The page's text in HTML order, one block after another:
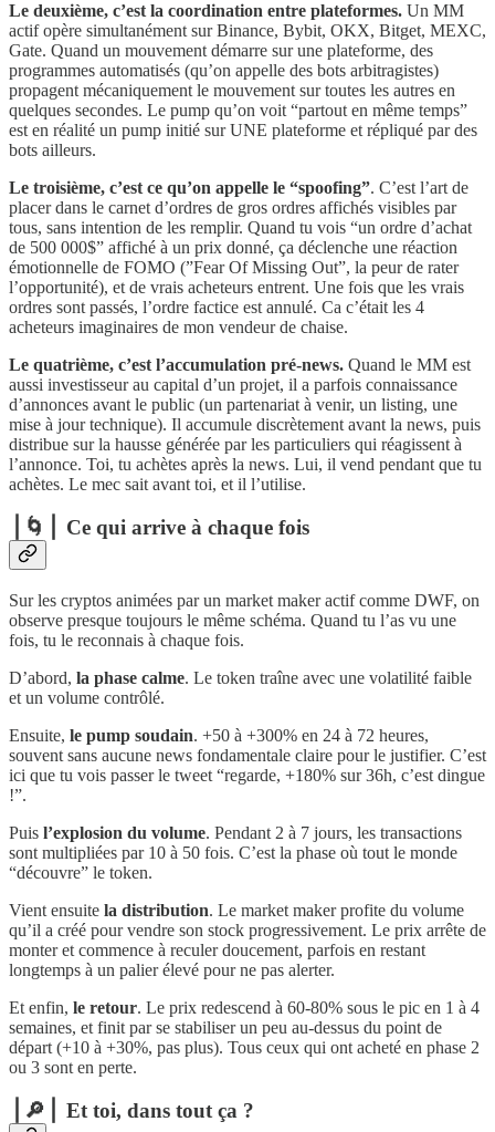
Le deuxième, c’est la coordination entre plateformes. Un MM
actif opère simultanément sur Binance, Bybit, OKX, Bitget, MEXC,
Gate. Quand un mouvement démarre sur une plateforme, des
programmes automatisés (qu’on appelle des bots arbitragistes)
propagent mécaniquement le mouvement sur toutes les autres en
quelques secondes. Le pump qu’on voit “partout en même temps”
est en réalité un pump initié sur UNE plateforme et répliqué par des
bots ailleurs.
Le troisième, c’est ce qu’on appelle le “spoofing”. C’est l’art de
placer dans le carnet d’ordres de gros ordres affichés visibles par
tous, sans intention de les remplir. Quand tu vois “un ordre d’achat
de 500 000$” affiché à un prix donné, ça déclenche une réaction
émotionnelle de FOMO (”Fear Of Missing Out”, la peur de rater
l’opportunité), et de vrais acheteurs entrent. Une fois que les vrais
ordres sont passés, l’ordre factice est annulé. Ca c’était les 4
acheteurs imaginaires de mon vendeur de chaise.
Le quatrième, c’est l’accumulation pré-news. Quand le MM est
aussi investisseur au capital d’un projet, il a parfois connaissance
d’annonces avant le public (un partenariat à venir, un listing, une
mise à jour technique). Il accumule discrètement avant la news, puis
distribue sur la hausse générée par les particuliers qui réagissent à
l’annonce. Toi, tu achètes après la news. Lui, il vend pendant que tu
achètes. Le mec sait avant toi, et il l’utilise.
⎪🌀⎪ Ce qui arrive à chaque fois
Sur les cryptos animées par un market maker actif comme DWF, on
observe presque toujours le même schéma. Quand tu l’as vu une
fois, tu le reconnais à chaque fois.
D’abord, la phase calme. Le token traîne avec une volatilité faible
et un volume contrôlé.
Ensuite, le pump soudain. +50 à +300% en 24 à 72 heures,
souvent sans aucune news fondamentale claire pour le justifier. C’est
ici que tu vois passer le tweet “regarde, +180% sur 36h, c’est dingue
!”.
Puis l’explosion du volume. Pendant 2 à 7 jours, les transactions
sont multipliées par 10 à 50 fois. C’est la phase où tout le monde
“découvre” le token.
Vient ensuite la distribution. Le market maker profite du volume
qu’il a créé pour vendre son stock progressivement. Le prix arrête de
monter et commence à reculer doucement, parfois en restant
longtemps à un palier élevé pour ne pas alerter.
Et enfin, le retour. Le prix redescend à 60-80% sous le pic en 1 à 4
semaines, et finit par se stabiliser un peu au-dessus du point de
départ (+10 à +30%, pas plus). Tous ceux qui ont acheté en phase 2
ou 3 sont en perte.
⎪🔎⎪ Et toi, dans tout ça ?